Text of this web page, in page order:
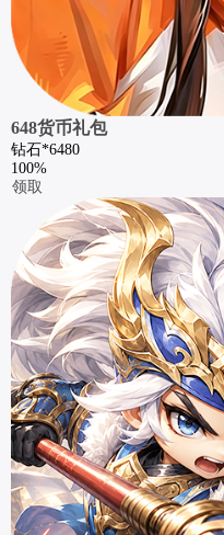
648货币礼包
钻石*6480
100%
领取